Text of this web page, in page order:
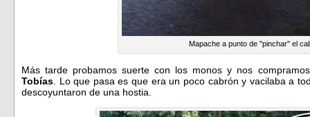
Mapache a punto de "pinchar" el
Más tarde probamos suerte con los monos y nos
Tobías . Lo que pasa es que era un poco cabrón y vacilaba a
descoyuntaron de una hostia.